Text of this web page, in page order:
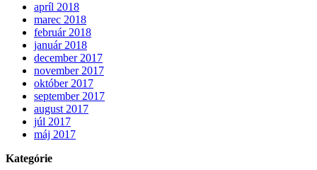
apríl 2018
marec 2018
február 2018
január 2018
december 2017
november 2017
október 2017
september 2017
august 2017
júl 2017
máj 2017
Kategórie